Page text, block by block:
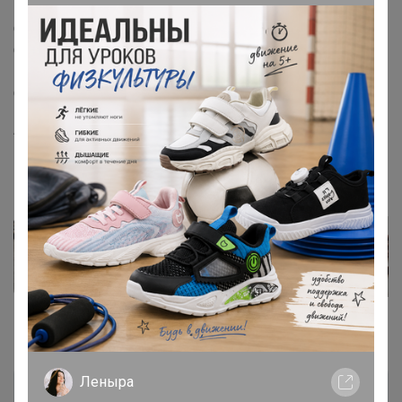
Обработка: сухая
Спецификация: Бразилия Сантос скрин 17/18 NY2 файн
Оценка SCA: 82,50
Артикул 007
Фотографии покупателей 21
Комментарии 150
Леныра